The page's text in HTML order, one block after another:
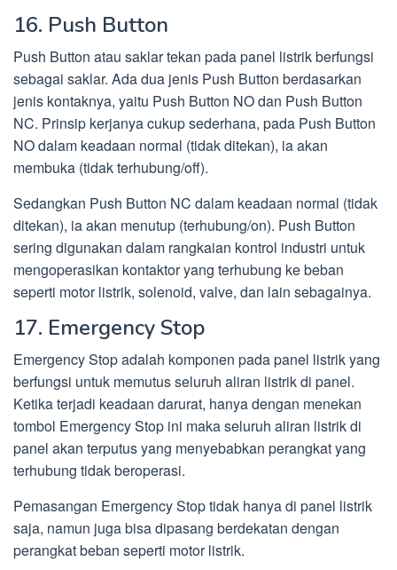
16. Push Button
Push Button atau saklar tekan pada panel listrik berfungsi
sebagai saklar. Ada dua jenis Push Button berdasarkan
jenis kontaknya, yaitu Push Button NO dan Push Button
NC. Prinsip kerjanya cukup sederhana, pada Push Button
NO dalam keadaan normal (tidak ditekan), ia akan
membuka (tidak terhubung/off).
Sedangkan Push Button NC dalam keadaan normal (tidak
ditekan), ia akan menutup (terhubung/on). Push Button
sering digunakan dalam rangkaian kontrol industri untuk
mengoperasikan kontaktor yang terhubung ke beban
seperti motor listrik, solenoid, valve, dan lain sebagainya.
17. Emergency Stop
Emergency Stop adalah komponen pada panel listrik yang
berfungsi untuk memutus seluruh aliran listrik di panel.
Ketika terjadi keadaan darurat, hanya dengan menekan
tombol Emergency Stop ini maka seluruh aliran listrik di
panel akan terputus yang menyebabkan perangkat yang
terhubung tidak beroperasi.
Pemasangan Emergency Stop tidak hanya di panel listrik
saja, namun juga bisa dipasang berdekatan dengan
perangkat beban seperti motor listrik.